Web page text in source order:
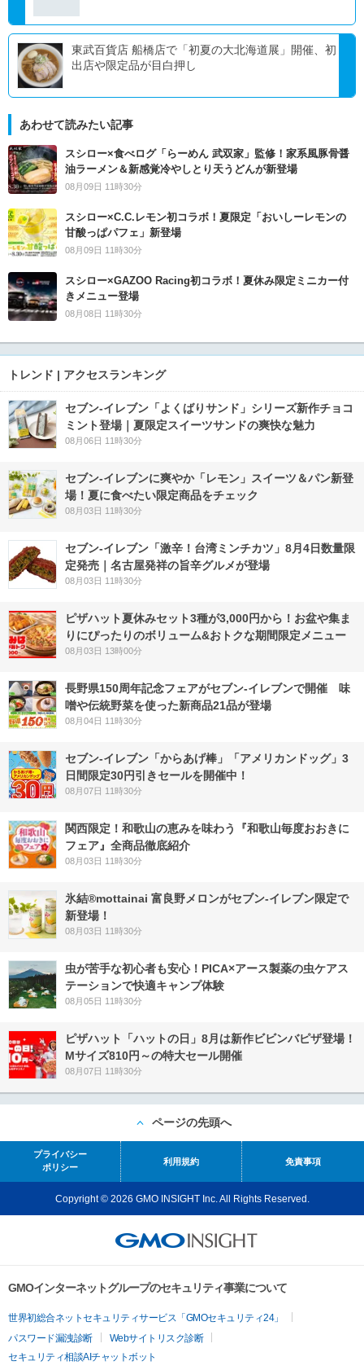
東武百貨店 船橋店で「初夏の大北海道展」開催、初
出店や限定品が目白押し
あわせて読みたい記事
スシロー×食べログ「らーめん 武双家」監修！家系風豚骨醤
油ラーメン＆新感覚冷やしとり天うどんが新登場
08月09日 11時30分
スシロー×C.C.レモン初コラボ！夏限定「おいしーレモンの
甘酸っぱパフェ」新登場
08月09日 11時30分
スシロー×GAZOO Racing初コラボ！夏休み限定ミニカー付
きメニュー登場
08月08日 11時30分
トレンド | アクセスランキング
セブン‐イレブン「よくばりサンド」シリーズ新作チョコ
ミント登場｜夏限定スイーツサンドの爽快な魅力
08月06日 11時30分
セブン‐イレブンに爽やか「レモン」スイーツ＆パン新登
場！夏に食べたい限定商品をチェック
08月03日 11時30分
セブン-イレブン「激辛！台湾ミンチカツ」8月4日数量限
定発売｜名古屋発祥の旨辛グルメが登場
08月03日 11時30分
ピザハット夏休みセット3種が3,000円から！お盆や集ま
りにぴったりのボリューム&おトクな期間限定メニュー
08月03日 13時00分
長野県150周年記念フェアがセブン-イレブンで開催 味
噌や伝統野菜を使った新商品21品が登場
08月04日 11時30分
セブン‐イレブン「からあげ棒」「アメリカンドッグ」3
日間限定30円引きセールを開催中！
08月07日 11時30分
関西限定！和歌山の恵みを味わう『和歌山毎度おおきに
フェア』全商品徹底紹介
08月03日 11時30分
氷結®mottainai 富良野メロンがセブン‐イレブン限定で
新登場！
08月03日 11時30分
虫が苦手な初心者も安心！PICA×アース製薬の虫ケアス
テーションで快適キャンプ体験
08月05日 11時30分
ピザハット「ハットの日」8月は新作ビビンバピザ登場！
Mサイズ810円～の特大セール開催
08月07日 11時30分
ページの先頭へ
プライバシー
ポリシー
利用規約 免責事項
Copyright © 2026 GMO INSIGHT Inc. All Rights Reserved.
GMOインターネットグループのセキュリティ事業について
世界初総合ネットセキュリティサービス「GMOセキュリティ24」
パスワード漏洩診断
Webサイトリスク診断
セキュリティ相談AIチャットボット